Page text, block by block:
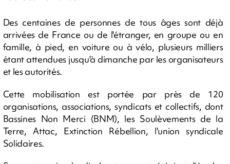
Des centaines de personnes de tous âges sont déjà
arrivées de France ou de l'étranger, en groupe ou en
famille, à pied, en voiture ou à vélo, plusieurs milliers
étant attendues jusqu'à dimanche par les organisateurs
et les autorités.
Cette mobilisation est portée par près de 120
organisations, associations, syndicats et collectifs, dont
Bassines Non Merci (BNM), les Soulèvements de la
Terre, Attac, Extinction Rébellion, l'union syndicale
Solidaires.